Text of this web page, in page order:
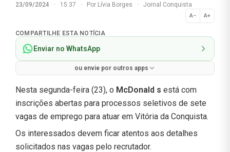
23/09/2024 · 15:37 · Por Lívia Borges · Jornal Conquista
A− A+
Normal
COMPARTILHE ESTA NOTÍCIA
Enviar no WhatsApp
ou envie por outros apps
Nesta segunda-feira (23), o McDonald s está com
inscrições abertas para processos seletivos de sete
vagas de emprego para atuar em Vitória da Conquista.
Os interessados devem ficar atentos aos detalhes
solicitados nas vagas pelo recrutador.